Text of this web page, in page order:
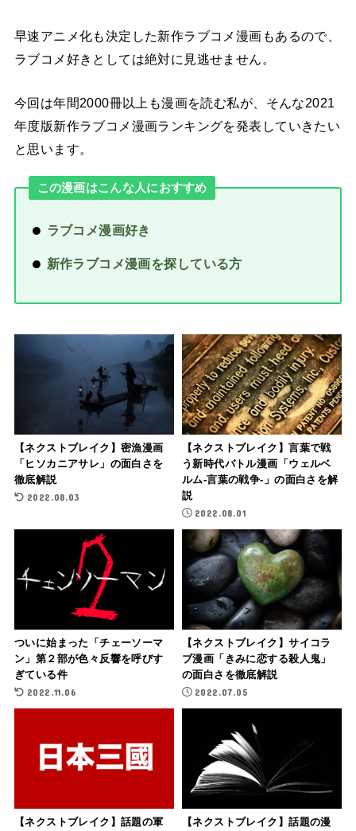
早速アニメ化も決定した新作ラブコメ漫画もあるので、
ラブコメ好きとしては絶対に見逃せません。
今回は年間2000冊以上も漫画を読む私が、そんな2021
年度版新作ラブコメ漫画ランキングを発表していきたい
と思います。
この漫画はこんな人におすすめ
ラブコメ漫画好き
新作ラブコメ漫画を探している方
【ネクストブレイク】密漁漫画
「ヒソカニアサレ」の面白さを
徹底解説
2022.08.03
【ネクストブレイク】言葉で戦
う新時代バトル漫画「ウェルベ
ルム-言葉の戦争-」の面白さを解
説
2022.08.01
ついに始まった「チェーソーマ
ン」第２部が色々反響を呼びす
ぎている件
2022.11.06
【ネクストブレイク】サイコラ
ブ漫画「きみに恋する殺人鬼」
の面白さを徹底解説
2022.07.05
【ネクストブレイク】話題の軍
【ネクストブレイク】話題の漫